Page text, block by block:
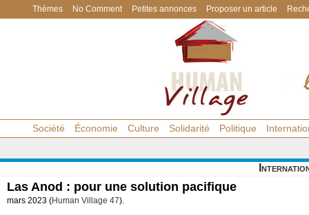
Thèmes No Comment Petites annonces Proposer un article
Société Économie Culture Solidarité Politique
Las Anod : pour une solution pacifique
mars 2023 (Human Village 47).